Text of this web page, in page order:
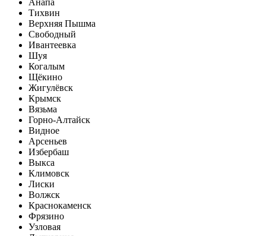
Анапа
Тихвин
Верхняя Пышма
Свободный
Ивантеевка
Шуя
Когалым
Щёкино
Жигулёвск
Крымск
Вязьма
Горно-Алтайск
Видное
Арсеньев
Избербаш
Выкса
Климовск
Лиски
Волжск
Краснокаменск
Фрязино
Узловая